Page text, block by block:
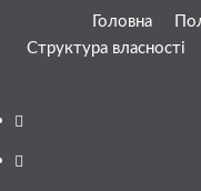
Головна
Структура власності
Facebook
YouTube